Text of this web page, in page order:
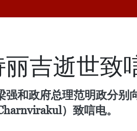
吉逝世致
和政府总理范明政分别
）致唁电。